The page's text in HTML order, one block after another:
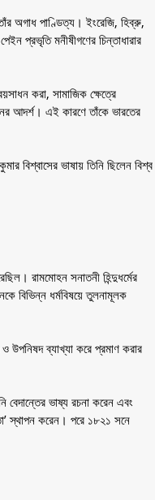
অগাধ পাণ্ডিত্য। ইংরেজি, হিব্রু,
প্রভৃতি মনীষীগণের চিন্তাধারার
করা, সামাজিক ক্ষেত্রে
আদর্শ। এই কারণে তাঁকে ভারতের
বিশ্বাসের ভাষায় তিনি ছিলেন বিশ্ব
রামমোহন সনাতনী হিন্দুধর্মের
বিভিন্ন ধর্মবিষয়ে তুলনামূলক
উপনিষদ ব্যাখ্যা করে প্রমাণ করার
বেদান্তের ভাষ্য রচনা করেন এবং
স্থাপন করেন। পরে ১৮২১ সনে